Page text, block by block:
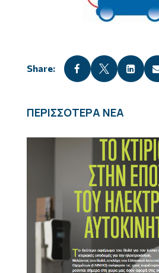
  
ΠΕΡΙΣΣΟΤΕΡΑ ΝΕΑ